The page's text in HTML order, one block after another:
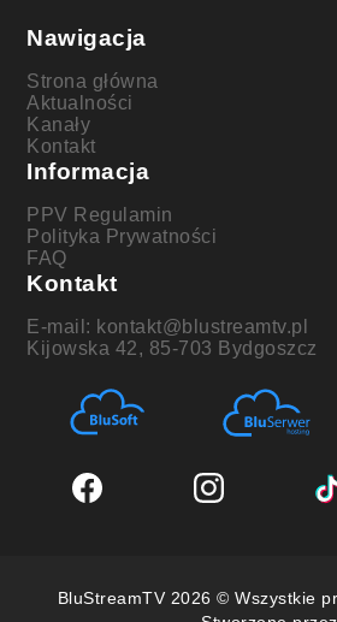
Nawigacja
Strona główna
Aktualności
Kanały
Kontakt
Informacja
PPV Regulamin
Polityka Prywatności
FAQ
Kontakt
E-mail: kontakt@blustreamtv.pl
Kijowska 42, 85-703 Bydgoszcz
BluStreamTV 2026 © Wszystkie